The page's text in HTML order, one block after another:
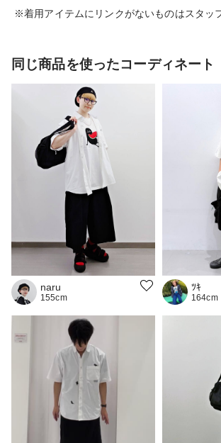
※着用アイテムにリンクがないものはスタッ
同じ商品を使ったコーディネート
naru
155cm
ﾂｷ
164cm